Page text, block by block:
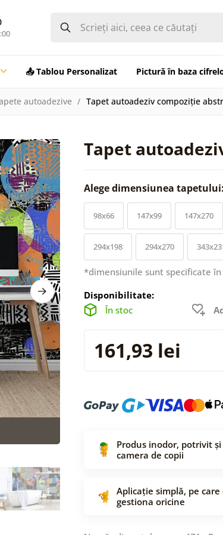
📤 Tablou Personalizat Pictură în baza
autoadezive Tapet autoadeziv compoziție
Tapet
Alege dimensiunea tapetului:
98x66 147x99 147x270
294x198 294x270
*dimensiunile sunt specificate
Disponibilitate:
În stoc
161,93 lei
Produs inodor, potrivit
camera de copii
Aplicație simplă, pe care
gestiona oricine